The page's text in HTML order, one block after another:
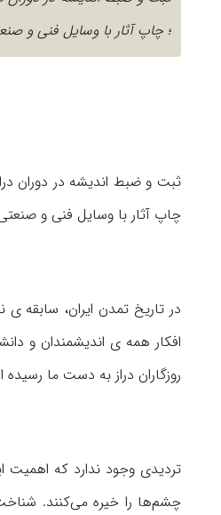
؛ چاپ آثار با وسایل فنی و
ثبت و ضبط اندیشه در دوران
چاپ آثار با وسایل فنی و
در تاریخ تمدن ایران، سابقه
افكار همه ی اندیشمندان و
روزگاران دراز به دست ما
تردیدی وجود ندارد كه
چشم‌ها را خیره می‌كنند.